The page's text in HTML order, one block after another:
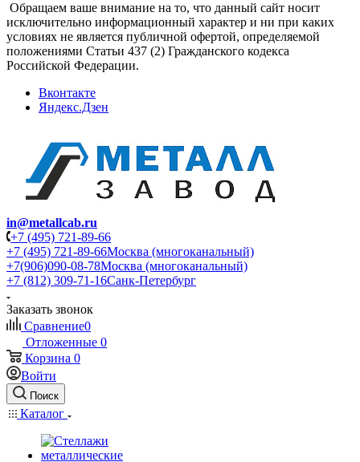
Обращаем ваше внимание на то, что данный сайт носит
исключительно информационный характер и ни при каких
условиях не является публичной офертой, определяемой
положениями Статьи 437 (2) Гражданского кодекса
Российской Федерации.
Вконтакте
Яндекс.Дзен
in@metallcab.ru
+7 (495) 721-89-66
+7 (495) 721-89-66Москва (многоканальный)
+7(906)090-08-78Москва (многоканальный)
+7 (812) 309-71-16Санк-Петербург
Заказать звонок
Сравнение0
Отложенные 0
Корзина 0
Войти
Поиск
Каталог